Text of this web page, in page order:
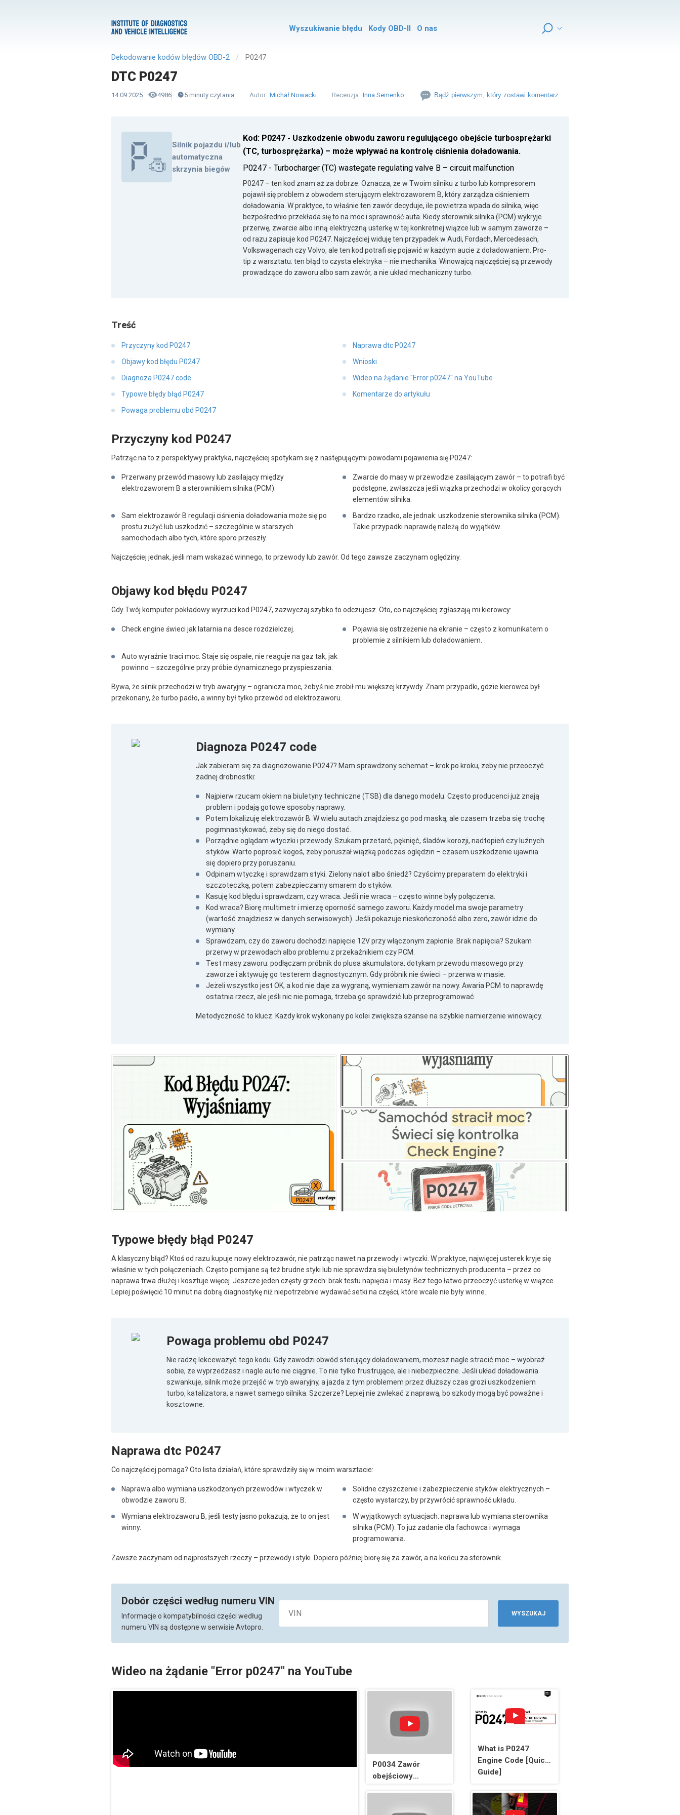
Wyszukiwanie błędu Kody OBD-II O nas
Dekodowanie kodów błędów OBD-2 P0247
DTC P0247
14.09.2025 4986 5 minuty czytania Autor: Michał Nowacki Recenzja: Inna Semenko Bądź pierwszym, który zostawi komentarz
Silnik pojazdu i/lub
automatyczna
skrzynia biegów
Kod: P0247 - Uszkodzenie obwodu zaworu regulującego obejście turbosprężarki
(TC, turbosprężarka) – może wpływać na kontrolę ciśnienia doładowania.
P0247 - Turbocharger (TC) wastegate regulating valve B – circuit malfunction
P0247 – ten kod znam aż za dobrze. Oznacza, że w Twoim silniku z turbo lub kompresorem
pojawił się problem z obwodem sterującym elektrozaworem B, który zarządza ciśnieniem
doładowania. W praktyce, to właśnie ten zawór decyduje, ile powietrza wpada do silnika, więc
bezpośrednio przekłada się to na moc i sprawność auta. Kiedy sterownik silnika (PCM) wykryje
przerwę, zwarcie albo inną elektryczną usterkę w tej konkretnej wiązce lub w samym zaworze –
od razu zapisuje kod P0247. Najczęściej widuję ten przypadek w Audi, Fordach, Mercedesach,
Volkswagenach czy Volvo, ale ten kod potrafi się pojawić w każdym aucie z doładowaniem. Pro-
tip z warsztatu: ten błąd to czysta elektryka – nie mechanika. Winowajcą najczęściej są przewody
prowadzące do zaworu albo sam zawór, a nie układ mechaniczny turbo.
Treść
Przyczyny kod P0247
Objawy kod błędu P0247
Diagnoza P0247 code
Typowe błędy błąd P0247
Powaga problemu obd P0247
Naprawa dtc P0247
Wnioski
Wideo na żądanie "Error p0247" na YouTube
Komentarze do artykułu
Przyczyny kod P0247
Patrząc na to z perspektywy praktyka, najczęściej spotykam się z następującymi powodami pojawienia się P0247:
Przerwany przewód masowy lub zasilający między
elektrozaworem B a sterownikiem silnika (PCM).
Zwarcie do masy w przewodzie zasilającym zawór – to potrafi być
podstępne, zwłaszcza jeśli wiązka przechodzi w okolicy gorących
elementów silnika.
Sam elektrozawór B regulacji ciśnienia doładowania może się po
prostu zużyć lub uszkodzić – szczególnie w starszych
samochodach albo tych, które sporo przeszły.
Bardzo rzadko, ale jednak: uszkodzenie sterownika silnika (PCM).
Takie przypadki naprawdę należą do wyjątków.
Najczęściej jednak, jeśli mam wskazać winnego, to przewody lub zawór. Od tego zawsze zaczynam oględziny.
Objawy kod błędu P0247
Gdy Twój komputer pokładowy wyrzuci kod P0247, zazwyczaj szybko to odczujesz. Oto, co najczęściej zgłaszają mi kierowcy:
Check engine świeci jak latarnia na desce rozdzielczej.
Pojawia się ostrzeżenie na ekranie – często z komunikatem o
problemie z silnikiem lub doładowaniem.
Auto wyraźnie traci moc. Staje się ospałe, nie reaguje na gaz tak, jak
powinno – szczególnie przy próbie dynamicznego przyspieszania.
Bywa, że silnik przechodzi w tryb awaryjny – ogranicza moc, żebyś nie zrobił mu większej krzywdy. Znam przypadki, gdzie kierowca był
przekonany, że turbo padło, a winny był tylko przewód od elektrozaworu.
Diagnoza P0247 code
Jak zabieram się za diagnozowanie P0247? Mam sprawdzony schemat – krok po kroku, żeby nie przeoczyć
żadnej drobnostki:
Najpierw rzucam okiem na biuletyny techniczne (TSB) dla danego modelu. Często producenci już znają
problem i podają gotowe sposoby naprawy.
Potem lokalizuję elektrozawór B. W wielu autach znajdziesz go pod maską, ale czasem trzeba się trochę
pogimnastykować, żeby się do niego dostać.
Porządnie oglądam wtyczki i przewody. Szukam przetarć, pęknięć, śladów korozji, nadtopień czy luźnych
styków. Warto poprosić kogoś, żeby poruszał wiązką podczas oględzin – czasem uszkodzenie ujawnia
się dopiero przy poruszaniu.
Odpinam wtyczkę i sprawdzam styki. Zielony nalot albo śniedź? Czyścimy preparatem do elektryki i
szczoteczką, potem zabezpieczamy smarem do styków.
Kasuję kod błędu i sprawdzam, czy wraca. Jeśli nie wraca – często winne były połączenia.
Kod wraca? Biorę multimetr i mierzę oporność samego zaworu. Każdy model ma swoje parametry
(wartość znajdziesz w danych serwisowych). Jeśli pokazuje nieskończoność albo zero, zawór idzie do
wymiany.
Sprawdzam, czy do zaworu dochodzi napięcie 12V przy włączonym zapłonie. Brak napięcia? Szukam
przerwy w przewodach albo problemu z przekaźnikiem czy PCM.
Test masy zaworu: podłączam próbnik do plusa akumulatora, dotykam przewodu masowego przy
zaworze i aktywuję go testerem diagnostycznym. Gdy próbnik nie świeci – przerwa w masie.
Jeżeli wszystko jest OK, a kod nie daje za wygraną, wymieniam zawór na nowy. Awaria PCM to naprawdę
ostatnia rzecz, ale jeśli nic nie pomaga, trzeba go sprawdzić lub przeprogramować.
Metodyczność to klucz. Każdy krok wykonany po kolei zwiększa szanse na szybkie namierzenie winowajcy.
Typowe błędy błąd P0247
A klasyczny błąd? Ktoś od razu kupuje nowy elektrozawór, nie patrząc nawet na przewody i wtyczki. W praktyce, najwięcej usterek kryje się
właśnie w tych połączeniach. Często pomijane są też brudne styki lub nie sprawdza się biuletynów technicznych producenta – przez co
naprawa trwa dłużej i kosztuje więcej. Jeszcze jeden częsty grzech: brak testu napięcia i masy. Bez tego łatwo przeoczyć usterkę w wiązce.
Lepiej poświęcić 10 minut na dobrą diagnostykę niż niepotrzebnie wydawać setki na części, które wcale nie były winne.
Powaga problemu obd P0247
Nie radzę lekceważyć tego kodu. Gdy zawodzi obwód sterujący doładowaniem, możesz nagle stracić moc – wyobraź
sobie, że wyprzedzasz i nagle auto nie ciągnie. To nie tylko frustrujące, ale i niebezpieczne. Jeśli układ doładowania
szwankuje, silnik może przejść w tryb awaryjny, a jazda z tym problemem przez dłuższy czas grozi uszkodzeniem
turbo, katalizatora, a nawet samego silnika. Szczerze? Lepiej nie zwlekać z naprawą, bo szkody mogą być poważne i
kosztowne.
Naprawa dtc P0247
Co najczęściej pomaga? Oto lista działań, które sprawdziły się w moim warsztacie:
Naprawa albo wymiana uszkodzonych przewodów i wtyczek w
obwodzie zaworu B.
Solidne czyszczenie i zabezpieczenie styków elektrycznych –
często wystarczy, by przywrócić sprawność układu.
Wymiana elektrozaworu B, jeśli testy jasno pokazują, że to on jest
winny.
W wyjątkowych sytuacjach: naprawa lub wymiana sterownika
silnika (PCM). To już zadanie dla fachowca i wymaga
programowania.
Zawsze zaczynam od najprostszych rzeczy – przewody i styki. Dopiero później biorę się za zawór, a na końcu za sterownik.
Dobór części według numeru VIN
Informacje o kompatybilności części według
numeru VIN są dostępne w serwisie Avtopro.
WYSZUKAJ
Wideo na żądanie "Error p0247" na YouTube
P0034 Zawór
obejściowy
Kod usterki
What is P0247
Engine Code [Quick
Guide]